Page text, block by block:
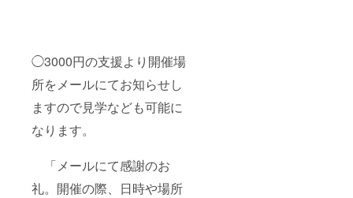
◯3000円の支援より開催場
所をメールにてお知らせし
ますので見学なども可能に
なります。
「メールにて感謝のお
礼。開催の際、日時や場所